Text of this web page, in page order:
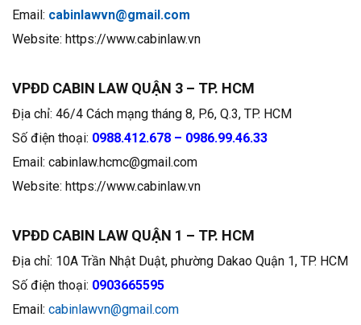
Email: cabinlawvn@gmail.com
Website: https://www.cabinlaw.vn
VPĐD CABIN LAW QUẬN 3 – TP. HCM
Địa chỉ: 46/4 Cách mạng tháng 8, P.6, Q.3, TP. HCM
Số điện thoại: 0988.412.678 – 0986.99.46.33
Email: cabinlaw.hcmc@gmail.com
Website: https://www.cabinlaw.vn
VPĐD CABIN LAW QUẬN 1 – TP. HCM
Địa chỉ: 10A Trần Nhật Duật, phường Dakao Quận 1, TP. HCM
Số điện thoại: 0903665595
Email: cabinlawvn@gmail.com